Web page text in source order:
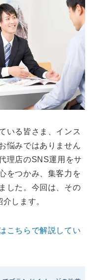
いる皆さま、インス
悩みではありません
理店のSNS運用をサ
をつかみ、集客力を
した。今回は、その
します。
こちらで解説してい